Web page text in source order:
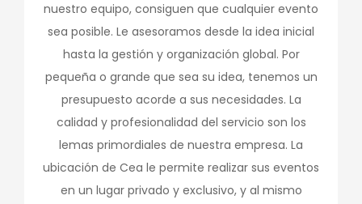
nuestro equipo, consiguen que cualquier evento
sea posible. Le asesoramos desde la idea inicial
hasta la gestión y organización global. Por
pequeña o grande que sea su idea, tenemos un
presupuesto acorde a sus necesidades. La
calidad y profesionalidad del servicio son los
lemas primordiales de nuestra empresa. La
ubicación de Cea le permite realizar sus eventos
en un lugar privado y exclusivo, y al mismo